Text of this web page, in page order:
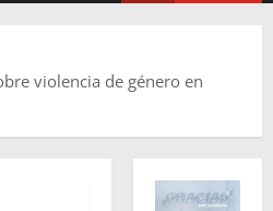
violencia de género en